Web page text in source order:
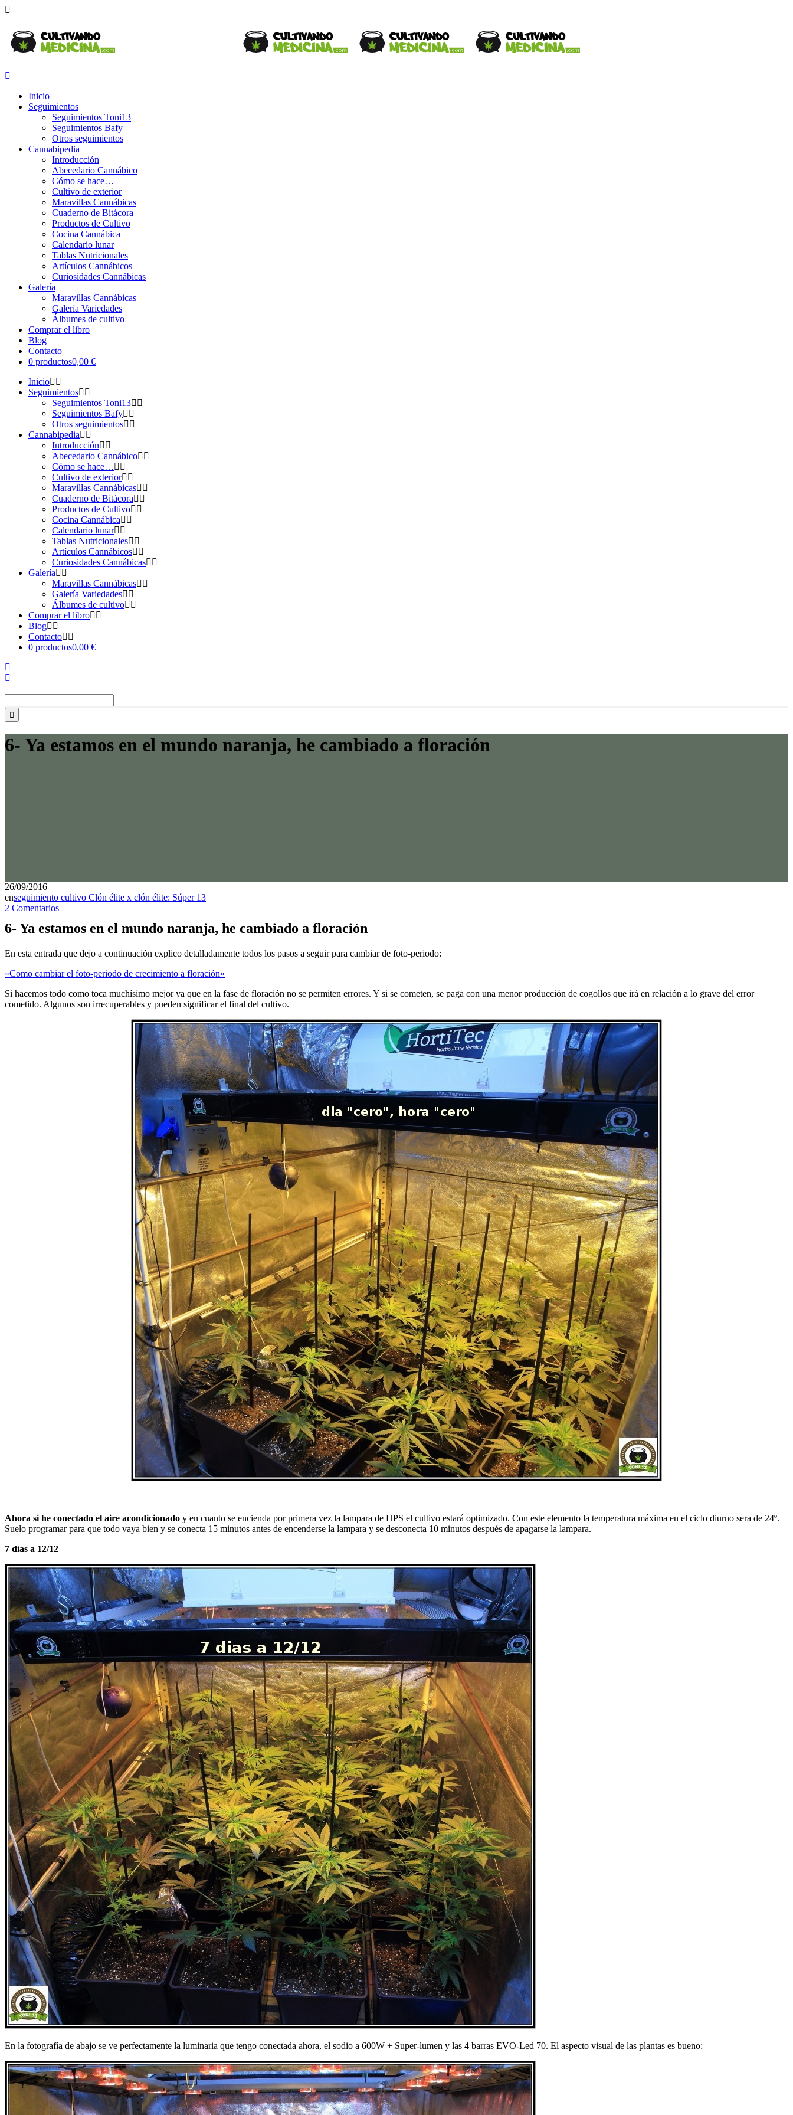
Inicio
Seguimientos
Seguimientos Toni13
Seguimientos Bafy
Otros seguimientos
Cannabipedia
Introducción
Abecedario Cannábico
Cómo se hace…
Cultivo de exterior
Maravillas Cannábicas
Cuaderno de Bitácora
Productos de Cultivo
Cocina Cannábica
Calendario lunar
Tablas Nutricionales
Artículos Cannábicos
Curiosidades Cannábicas
Galería
Maravillas Cannábicas
Galería Variedades
Álbumes de cultivo
Comprar el libro
Blog
Contacto
0 productos0,00 €
Inicio
Seguimientos
Seguimientos Toni13
Seguimientos Bafy
Otros seguimientos
Cannabipedia
Introducción
Abecedario Cannábico
Cómo se hace…
Cultivo de exterior
Maravillas Cannábicas
Cuaderno de Bitácora
Productos de Cultivo
Cocina Cannábica
Calendario lunar
Tablas Nutricionales
Artículos Cannábicos
Curiosidades Cannábicas
Galería
Maravillas Cannábicas
Galería Variedades
Álbumes de cultivo
Comprar el libro
Blog
Contacto
0 productos0,00 €
6- Ya estamos en el mundo naranja, he cambiado a floración
26/09/2016
enseguimiento cultivo Clón élite x clón élite: Súper 13
2 Comentarios
6- Ya estamos en el mundo naranja, he cambiado a floración
En esta entrada que dejo a continuación explico detalladamente todos los pasos a seguir para cambiar de foto-periodo:
«Como cambiar el foto-periodo de crecimiento a floración»
Si hacemos todo como toca muchísimo mejor ya que en la fase de floración no se permiten errores. Y si se cometen, se paga con una menor producción de cogollos que irá en relación a lo grave del error
cometido. Algunos son irrecuperables y pueden significar el final del cultivo.
Ahora si he conectado el aire acondicionado y en cuanto se encienda por primera vez la lampara de HPS el cultivo estará optimizado. Con este elemento la temperatura máxima en el ciclo diurno sera de 24º.
Suelo programar para que todo vaya bien y se conecta 15 minutos antes de encenderse la lampara y se desconecta 10 minutos después de apagarse la lampara.
7 días a 12/12
En la fotografía de abajo se ve perfectamente la luminaria que tengo conectada ahora, el sodio a 600W + Super-lumen y las 4 barras EVO-Led 70. El aspecto visual de las plantas es bueno: